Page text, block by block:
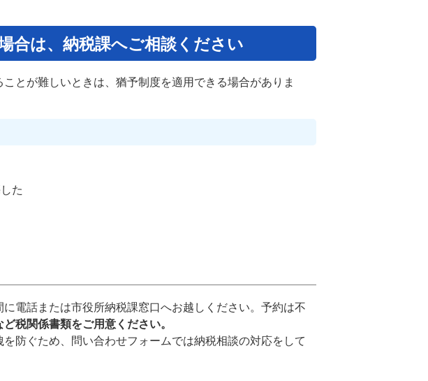
合は、納税課へご相談ください
とが難しいときは、猶予制度を適用できる場合がありま
た
電話または市役所納税課窓口へお越しください。予約は不
税関係書類をご用意ください。
防ぐため、問い合わせフォームでは納税相談の対応をして